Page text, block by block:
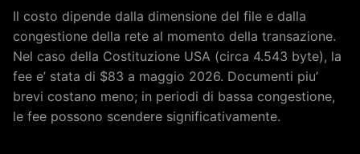
Il costo dipende dalla dimensione del file e dalla
congestione della rete al momento della transazione.
Nel caso della Costituzione USA (circa 4.543 byte), la
fee e’ stata di $83 a maggio 2026. Documenti piu’
brevi costano meno; in periodi di bassa congestione,
le fee possono scendere significativamente.